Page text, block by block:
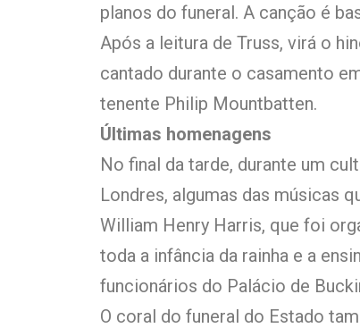
planos do funeral. A canção é
Após a leitura de Truss, virá o
cantado durante o casamento
tenente Philip Mountbatten.
Últimas homenagens
No final da tarde, durante um
Londres, algumas das músicas
William Henry Harris, que foi
toda a infância da rainha e a
funcionários do Palácio de
O coral do funeral do Estado